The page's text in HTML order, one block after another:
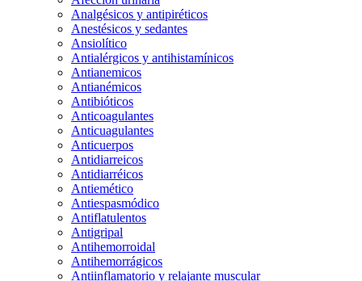
Analgésicos y antipiréticos
Anestésicos y sedantes
Ansiolítico
Antialérgicos y antihistamínicos
Antianemicos
Antianémicos
Antibióticos
Anticoagulantes
Anticuagulantes
Anticuerpos
Antidiarreicos
Antidiarréicos
Antiemético
Antiespasmódico
Antiflatulentos
Antigripal
Antihemorroidal
Antihemorrágicos
Antiinflamatorio y relajante muscular